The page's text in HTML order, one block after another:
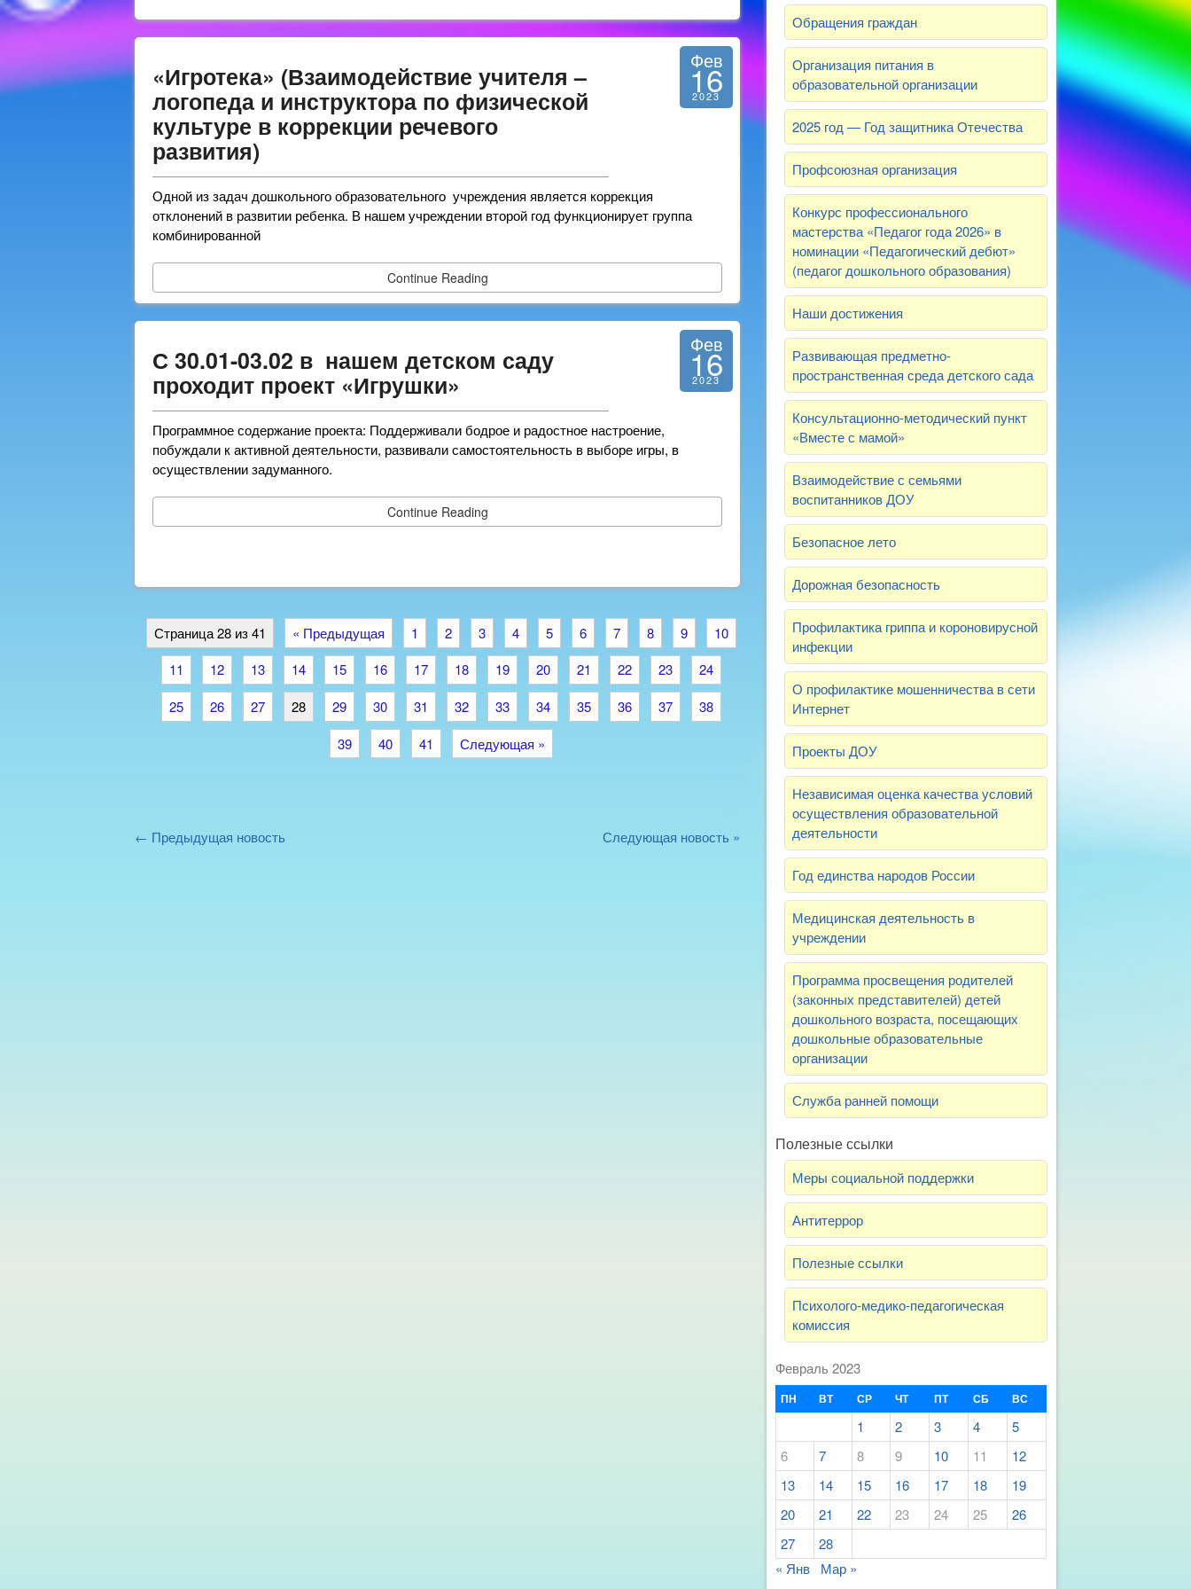
«Игротека» (Взаимодействие учителя –
логопеда и инструктора по физической
культуре в коррекции речевого
развития)
Фев
16
2023
Одной из задач дошкольного образовательного учреждения является коррекция
отклонений в развитии ребенка. В нашем учреждении второй год функционирует группа
комбинированной
Continue Reading
С 30.01-03.02 в нашем детском саду
проходит проект «Игрушки»
Фев
16
2023
Программное содержание проекта: Поддерживали бодрое и радостное настроение,
побуждали к активной деятельности, развивали самостоятельность в выборе игры, в
осуществлении задуманного.
Continue Reading
Страница 28 из 41 « Предыдущая 1 2 3 4 5 6 7 8 9
10
11
12 13 14 15 16 17 18 19 20 21 22 23
24
25
26 27 28 29 30 31 32 33 34 35 36 37
38
39
40 41 Следующая »
← Предыдущая новость Следующая новость »
Обращения граждан
Организация питания в
образовательной организации
2025 год — Год защитника Отечества
Профсоюзная организация
Конкурс профессионального
мастерства «Педагог года 2026» в
номинации «Педагогический дебют»
(педагог дошкольного образования)
Наши достижения
Развивающая предметно-
пространственная среда детского сада
Консультационно-методический пункт
«Вместе с мамой»
Взаимодействие с семьями
воспитанников ДОУ
Безопасное лето
Дорожная безопасность
Профилактика гриппа и короновирусной
инфекции
О профилактике мошенничества в сети
Интернет
Проекты ДОУ
Независимая оценка качества условий
осуществления образовательной
деятельности
Год единства народов России
Медицинская деятельность в
учреждении
Программа просвещения родителей
(законных представителей) детей
дошкольного возраста, посещающих
дошкольные образовательные
организации
Служба ранней помощи
Полезные ссылки
Меры социальной поддержки
Антитеррор
Полезные ссылки
Психолого-медико-педагогическая
комиссия
Февраль 2023
ПН ВТ СР ЧТ ПТ СБ ВС
1 2 3 4
5
6
7 8 9 10 11
12
13
14 15 16 17 18
19
20
21 22 23 24 25
26
27
28
« Янв
Мар »